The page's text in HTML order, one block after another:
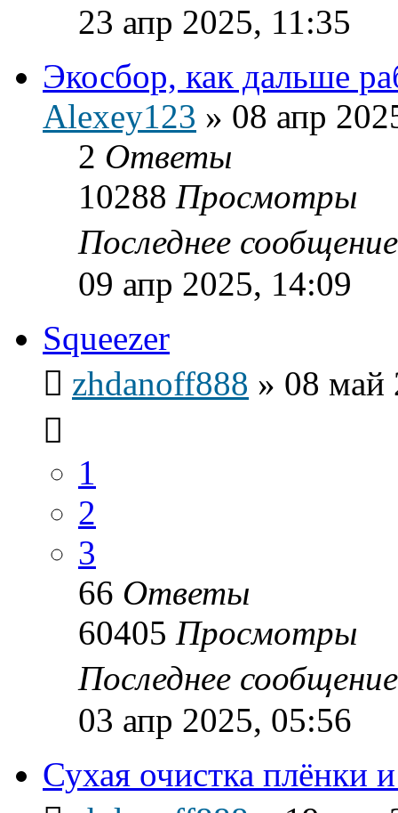
23 апр 2025, 11:35
Экосбор, как дальше
Alexey123 » 08 апр
2 Ответы
10288 Просмотры
Последнее
09 апр 2025, 14:09
Squeezer
zhdanoff888 » 08 май
1
2
3
66 Ответы
60405 Просмотры
Последнее
03 апр 2025, 05:56
Сухая очистка плёнки